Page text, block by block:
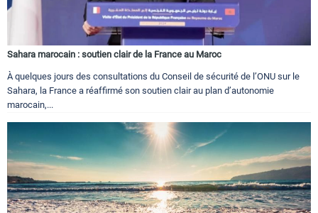
Sahara marocain : soutien clair de la France au Maroc
À quelques jours des consultations du Conseil de sécurité de l’ONU sur le
Sahara, la France a réaffirmé son soutien clair au plan d’autonomie
marocain,...